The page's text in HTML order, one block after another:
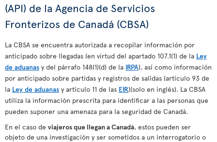
(API) de la Agencia de Servicios
Fronterizos de Canadá (CBSA)
La CBSA se encuentra autorizada a recopilar información por
anticipado sobre llegadas (en virtud del apartado 107.1(1) de la Ley
de aduanas y del párrafo 148(1)(d) de la IRPA), así como información
por anticipado sobre partidas y registros de salidas (artículo 93 de
la Ley de aduanas y artículo 11 de las EIR)(solo en inglés). La CBSA
utiliza la información prescrita para identificar a las personas que
pueden suponer una amenaza para la seguridad de Canadá.
En el caso de viajeros que llegan a Canadá, estos pueden ser
objeto de una investigación y ser sometidos a un interrogatorio o